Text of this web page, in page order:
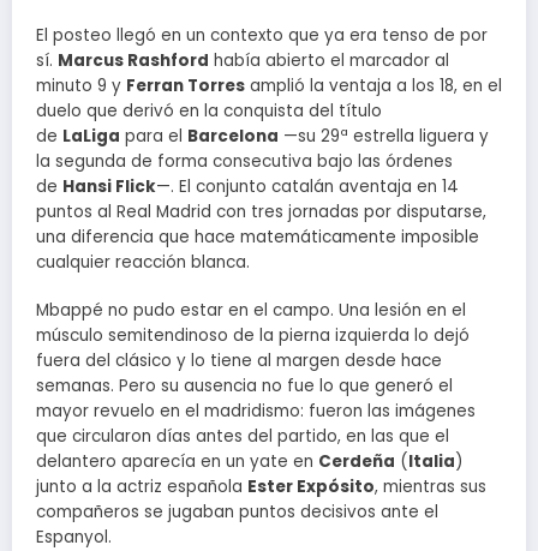
El posteo llegó en un contexto que ya era tenso de por
sí. Marcus Rashford había abierto el marcador al
minuto 9 y Ferran Torres amplió la ventaja a los 18, en el
duelo que derivó en la conquista del título
de LaLiga para el Barcelona —su 29ª estrella liguera y
la segunda de forma consecutiva bajo las órdenes
de Hansi Flick—. El conjunto catalán aventaja en 14
puntos al Real Madrid con tres jornadas por disputarse,
una diferencia que hace matemáticamente imposible
cualquier reacción blanca.
Mbappé no pudo estar en el campo. Una lesión en el
músculo semitendinoso de la pierna izquierda lo dejó
fuera del clásico y lo tiene al margen desde hace
semanas. Pero su ausencia no fue lo que generó el
mayor revuelo en el madridismo: fueron las imágenes
que circularon días antes del partido, en las que el
delantero aparecía en un yate en Cerdeña (Italia)
junto a la actriz española Ester Expósito, mientras sus
compañeros se jugaban puntos decisivos ante el
Espanyol.